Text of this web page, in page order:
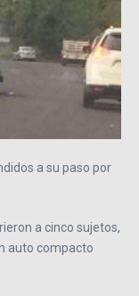
a su paso por
a cinco sujetos,
auto compacto